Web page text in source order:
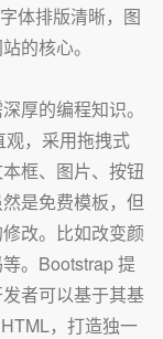
体排版清晰，图
的核心。
厚的编程知识。
观，采用拖拽式
框、图片、按钮
是免费模板，但
改。比如改变颜
。Bootstrap 提
者可以基于其基
，打造独一